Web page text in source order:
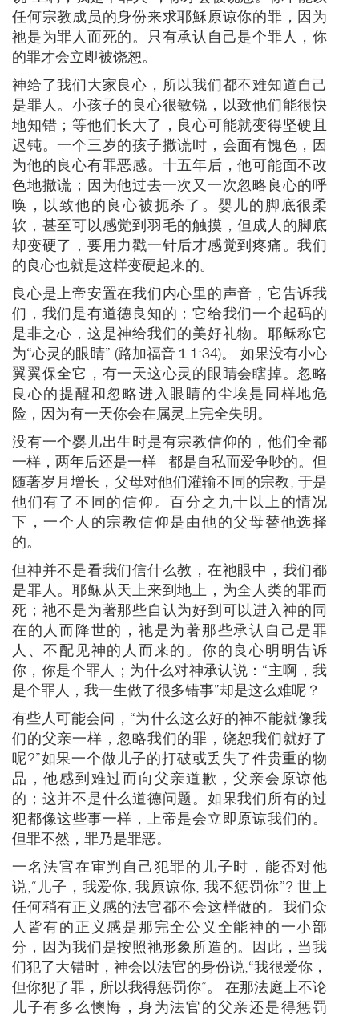
任何宗教成员的身份来求耶穌原谅你的罪，因为
祂是为罪人而死的。只有承认自己是个罪人，你
的罪才会立即被饶恕。
神给了我们大家良心，所以我们都不难知道自己
是罪人。小孩子的良心很敏锐，以致他们能很快
地知错；等他们长大了，良心可能就变得坚硬且
迟钝。一个三岁的孩子撒谎时，会面有愧色，因
为他的良心有罪恶感。十五年后，他可能面不改
色地撒谎；因为他过去一次又一次忽略良心的呼
唤，以致他的良心被扼杀了。婴儿的脚底很柔
软，甚至可以感觉到羽毛的触摸，但成人的脚底
却变硬了，要用力戳一针后才感觉到疼痛。我们
的良心也就是这样变硬起来的。
良心是上帝安置在我们内心里的声音，它告诉我
们，我们是有道德良知的；它给我们一个起码的
是非之心，这是神给我们的美好礼物。耶稣称它
为“心灵的眼睛” (路加福音１1:34)。 如果没有小心
翼翼保全它，有一天这心灵的眼睛会瞎掉。忽略
良心的提醒和忽略进入眼睛的尘埃是同样地危
险，因为有一天你会在属灵上完全失明。
没有一个婴儿出生时是有宗教信仰的，他们全都
一样，两年后还是一样--都是自私而爱争吵的。但
随著岁月增长，父母对他们灌输不同的宗教, 于是
他们有了不同的信仰。百分之九十以上的情况
下，一个人的宗教信仰是由他的父母替他选择
的。
但神并不是看我们信什么教，在祂眼中，我们都
是罪人。耶稣从天上来到地上，为全人类的罪而
死；祂不是为著那些自认为好到可以进入神的同
在的人而降世的，祂是为著那些承认自己是罪
人、不配见神的人而来的。你的良心明明告诉
你，你是个罪人；为什么对神承认说：“主啊，我
是个罪人，我一生做了很多错事”却是这么难呢？
有些人可能会问，“为什么这么好的神不能就像我
们的父亲一样，忽略我们的罪，饶恕我们就好了
呢?”如果一个做儿子的打破或丢失了件贵重的物
品，他感到难过而向父亲道歉，父亲会原谅他
的；这并不是什么道德问题。如果我们所有的过
犯都像这些事一样，上帝是会立即原谅我们的。
但罪不然，罪乃是罪恶。
一名法官在审判自己犯罪的儿子时，能否对他
说,“儿子，我爱你, 我原谅你, 我不惩罚你”? 世上
任何稍有正义感的法官都不会这样做的。我们众
人皆有的正义感是那完全公义全能神的一小部
分，因为我们是按照祂形象所造的。因此，当我
们犯了大错时，神会以法官的身份说,“我很爱你，
但你犯了罪，所以我得惩罚你”。 在那法庭上不论
儿子有多么懊悔，身为法官的父亲还是得惩罚